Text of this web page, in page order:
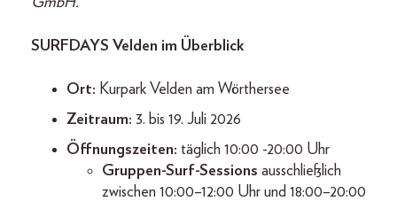
SURFDAYS Velden im Überblick
Ort: Kurpark Velden am Wörthersee
Zeitraum: 3. bis 19. Juli 2026
Öffnungszeiten: täglich 10:00 -20:00 Uhr
Gruppen-Surf-Sessions ausschließlich
zwischen 10:00–12:00 Uhr und 18:00–20:00